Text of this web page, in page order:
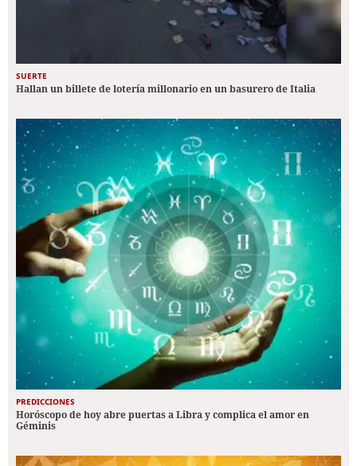
SUERTE
Hallan un billete de lotería millonario en un basurero de Italia
PREDICCIONES
Horóscopo de hoy abre puertas a Libra y complica el amor en
Géminis